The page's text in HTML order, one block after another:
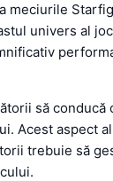
meciurile
univers al
să conducă
Acest aspect
trebuie să